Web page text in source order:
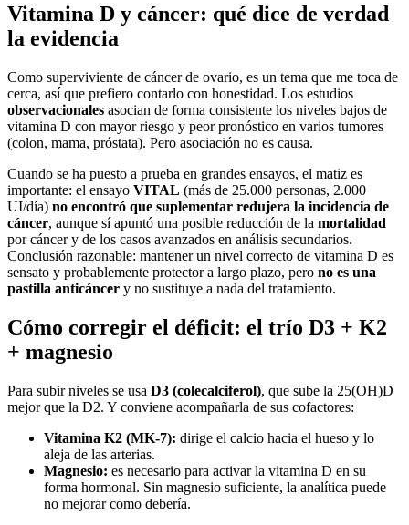
Vitamina D y cáncer: qué dice de verdad
la evidencia
Como superviviente de cáncer de ovario, es un tema que me toca de
cerca, así que prefiero contarlo con honestidad. Los estudios
observacionales asocian de forma consistente los niveles bajos de
vitamina D con mayor riesgo y peor pronóstico en varios tumores
(colon, mama, próstata). Pero asociación no es causa.
Cuando se ha puesto a prueba en grandes ensayos, el matiz es
importante: el ensayo VITAL (más de 25.000 personas, 2.000
UI/día) no encontró que suplementar redujera la incidencia de
cáncer, aunque sí apuntó una posible reducción de la mortalidad
por cáncer y de los casos avanzados en análisis secundarios.
Conclusión razonable: mantener un nivel correcto de vitamina D es
sensato y probablemente protector a largo plazo, pero no es una
pastilla anticáncer y no sustituye a nada del tratamiento.
Cómo corregir el déficit: el trío D3 + K2
+ magnesio
Para subir niveles se usa D3 (colecalciferol), que sube la 25(OH)D
mejor que la D2. Y conviene acompañarla de sus cofactores:
Vitamina K2 (MK-7): dirige el calcio hacia el hueso y lo
aleja de las arterias.
Magnesio: es necesario para activar la vitamina D en su
forma hormonal. Sin magnesio suficiente, la analítica puede
no mejorar como debería.